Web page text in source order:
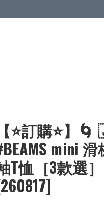
【⭐訂購⭐】
mini
T恤［3款選